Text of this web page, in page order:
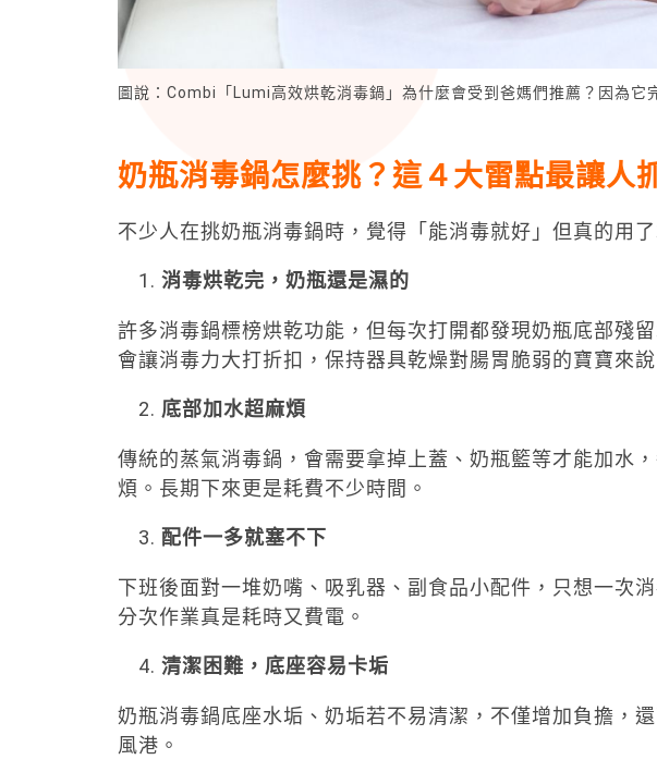
圖說：Combi「Lumi高效烘乾消毒鍋」為什麼會受到爸媽們推薦？因為它
奶瓶消毒鍋怎麼挑？這４大雷點最讓人
不少人在挑奶瓶消毒鍋時，覺得「能消毒就好」但真的用
消毒烘乾完，奶瓶還是濕的
許多消毒鍋標榜烘乾功能，但每次打開都發現奶瓶底部殘
會讓消毒力大打折扣，保持器具乾燥對腸胃脆弱的寶寶來
底部加水超麻煩
傳統的蒸氣消毒鍋，會需要拿掉上蓋、奶瓶籃等才能加水
煩。長期下來更是耗費不少時間。
配件一多就塞不下
下班後面對一堆奶嘴、吸乳器、副食品小配件，只想一次
分次作業真是耗時又費電。
清潔困難，底座容易卡垢
奶瓶消毒鍋底座水垢、奶垢若不易清潔，不僅增加負擔，
風港。